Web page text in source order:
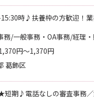
時♪扶養枠の方歓迎！
務/一般事務・OA事務/経理
円～1,370円
葛飾区
短期♪電話なしの審査事務